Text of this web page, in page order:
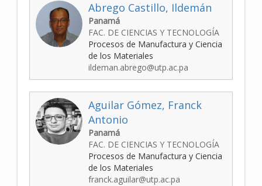
Abrego Castillo, Ildemán
Panamá
FAC. DE CIENCIAS Y TECNOLOGÍA
Procesos de Manufactura y Ciencia
de los Materiales
ildeman.abrego@utp.ac.pa
Aguilar Gómez, Franck
Antonio
Panamá
FAC. DE CIENCIAS Y TECNOLOGÍA
Procesos de Manufactura y Ciencia
de los Materiales
franck.aguilar@utp.ac.pa